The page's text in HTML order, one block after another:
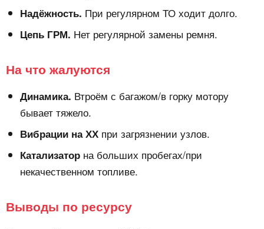
Надёжность. При регулярном ТО ходит долго.
Цепь ГРМ. Нет регулярной замены ремня.
На что жалуются
Динамика. Втроём с багажом/в горку мотору
бывает тяжело.
Вибрации на ХХ при загрязнении узлов.
Катализатор на больших пробегах/при
некачественном топливе.
Выводы по ресурсу